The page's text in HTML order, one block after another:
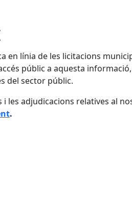
línia de les licitacions
públic a aquesta
del sector públic.
les adjudicacions relatives al
.